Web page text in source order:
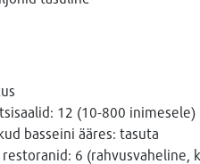
12 (10-800 inimesele)
basseini ääres: tasuta
restoranid: 6